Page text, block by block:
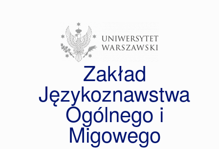
Zakład
Językoznawstwa
Ogólnego i
Migowego